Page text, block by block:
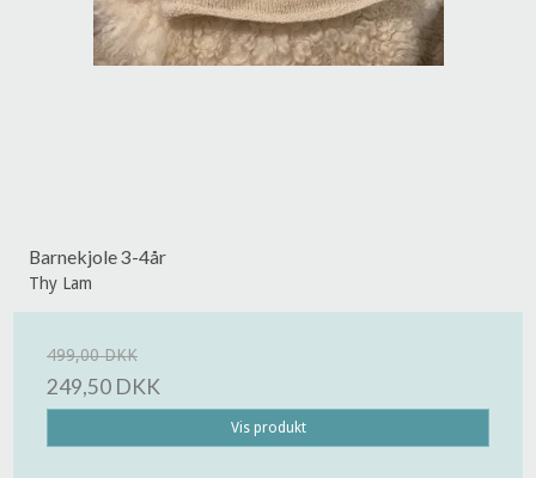
Barnekjole 3-4år
Thy Lam
499,00 DKK
249,50 DKK
Vis produkt